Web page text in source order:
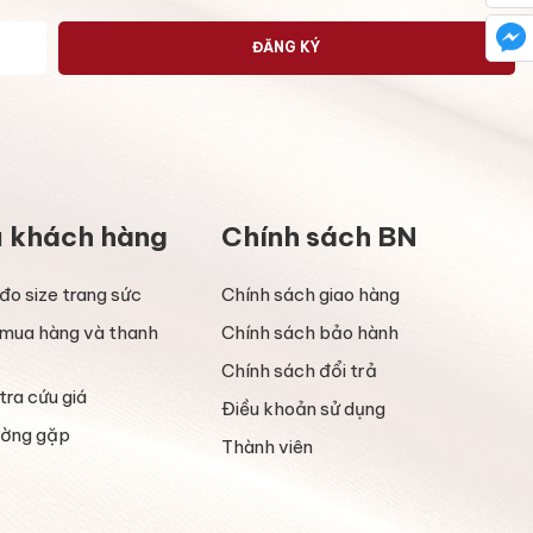
ĐĂNG KÝ
khách hàng
size trang sức
hàng và thanh
cứu giá
gặp
Chính sách BN
Chính sách giao hàng
Chính sách bảo hành
Chính sách đổi trả
Điều khoản sử dụng
Thành viên